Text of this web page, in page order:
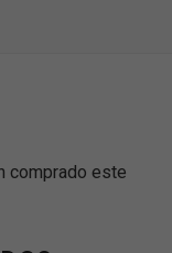
comprado este